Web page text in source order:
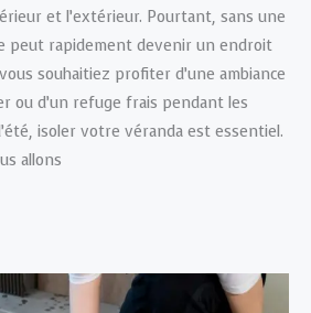
et l’extérieur. Pourtant, sans une
peut rapidement devenir un endroit
souhaitiez profiter d’une ambiance
ou d’un refuge frais pendant les
isoler votre véranda est essentiel.
allons